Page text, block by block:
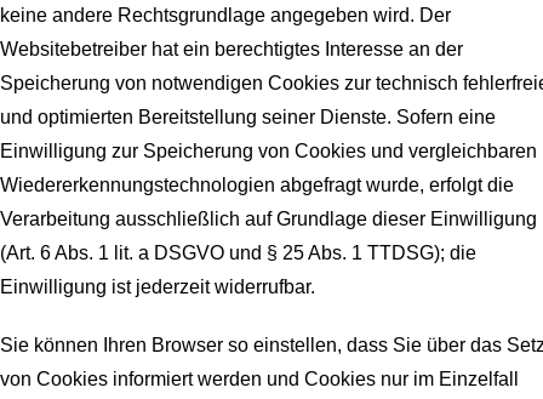
keine andere Rechtsgrundlage angegeben wird. Der
Websitebetreiber hat ein berechtigtes Interesse an der
Speicherung von notwendigen Cookies zur technisch
und optimierten Bereitstellung seiner Dienste. Sofern eine
Einwilligung zur Speicherung von Cookies und vergleichbaren
Wiedererkennungstechnologien abgefragt wurde, erfolgt die
Verarbeitung ausschließlich auf Grundlage dieser Einwilligung
(Art. 6 Abs. 1 lit. a DSGVO und § 25 Abs. 1 TTDSG); die
Einwilligung ist jederzeit widerrufbar.
Sie können Ihren Browser so einstellen, dass Sie über das
von Cookies informiert werden und Cookies nur im Einzelfall